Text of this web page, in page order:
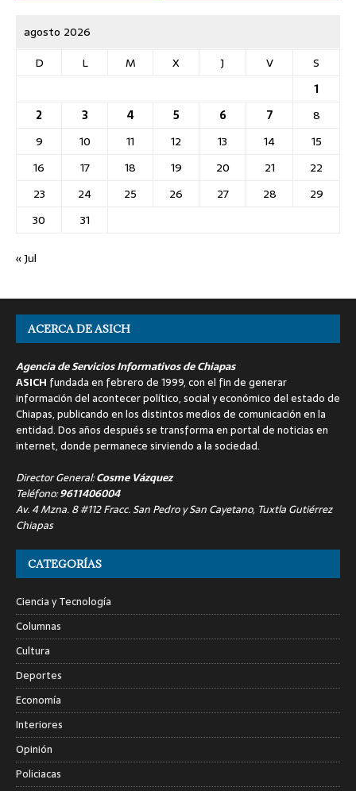
agosto 2026
D
L M X J V
S
1
2
3 4 5 6 7
8
9
10 11 12 13 14
15
16
17 18 19 20 21
22
23
24 25 26 27 28
29
30
31
« Jul
ACERCA DE ASICH
Agencia de Servicios Informativos de Chiapas
ASICH fundada en febrero de 1999, con el fin de generar
información del acontecer político, social y económico del estado de
Chiapas, publicando en los distintos medios de comunicación en la
entidad. Dos años después se transforma en portal de noticias en
internet, donde permanece sirviendo a la sociedad.
Director General:Cosme Vázquez
Teléfono:9611406004
Av. 4 Mzna. 8 #112 Fracc. San Pedro y San Cayetano, Tuxtla Gutiérrez
Chiapas
CATEGORÍAS
Ciencia y Tecnología
Columnas
Cultura
Deportes
Economía
Interiores
Opinión
Policiacas